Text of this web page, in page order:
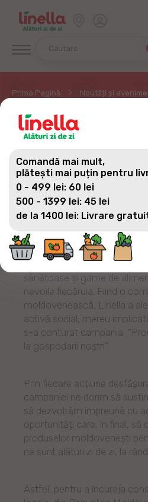
Prima Pagină Noutăți și
LINELLA -
AUTOHTONI!
De-a lungul timpului, Linella a
întâmpinarea moldovenilor
avantajoase, dar și cu
sănătoase și game de
nevoile fiecăruia. Fiind o
moldovenească, Linella a
activă social, mereu
s-a conturat campania
la gospodarii noștri”.
Prin fiecare acțiune
campaniei ne dorim să
să dezvoltăm împreună cu
oportunități care, în final, să
produselor moldovenești
ne sunt alături zi de zi, la
Astfel, pentru a încuraja
Comandă mai mult,
plătești mai puțin pentru
0 - 499 lei: 60 lei
500 - 1399 lei: 45 lei
de la 1400 lei: Livrare